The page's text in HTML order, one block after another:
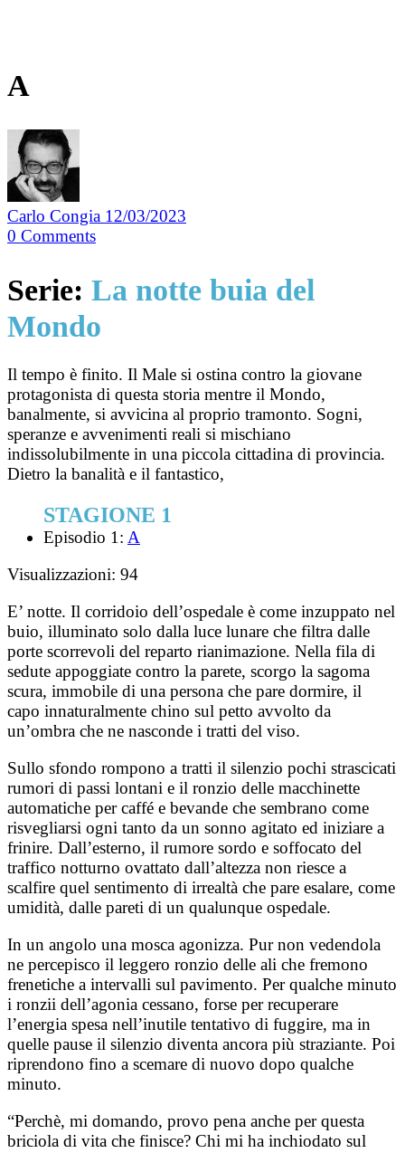
A
Carlo Congia 12/03/2023
0 Comments
Serie: La notte buia del
Mondo
Il tempo è finito. Il Male si ostina contro la giovane
protagonista di questa storia mentre il Mondo,
banalmente, si avvicina al proprio tramonto. Sogni,
speranze e avvenimenti reali si mischiano
indissolubilmente in una piccola cittadina di provincia.
Dietro la banalità e il fantastico,
STAGIONE 1
Episodio 1: A
Visualizzazioni: 94
E’ notte. Il corridoio dell’ospedale è come inzuppato nel
buio, illuminato solo dalla luce lunare che filtra dalle
porte scorrevoli del reparto rianimazione. Nella fila di
sedute appoggiate contro la parete, scorgo la sagoma
scura, immobile di una persona che pare dormire, il
capo innaturalmente chino sul petto avvolto da
un’ombra che ne nasconde i tratti del viso.
Sullo sfondo rompono a tratti il silenzio pochi strascicati
rumori di passi lontani e il ronzio delle macchinette
automatiche per caffé e bevande che sembrano come
risvegliarsi ogni tanto da un sonno agitato ed iniziare a
frinire. Dall’esterno, il rumore sordo e soffocato del
traffico notturno ovattato dall’altezza non riesce a
scalfire quel sentimento di irrealtà che pare esalare, come
umidità, dalle pareti di un qualunque ospedale.
In un angolo una mosca agonizza. Pur non vedendola
ne percepisco il leggero ronzio delle ali che fremono
frenetiche a intervalli sul pavimento. Per qualche minuto
i ronzii dell’agonia cessano, forse per recuperare
l’energia spesa nell’inutile tentativo di fuggire, ma in
quelle pause il silenzio diventa ancora più straziante. Poi
riprendono fino a scemare di nuovo dopo qualche
minuto.
“Perchè, mi domando, provo pena anche per questa
briciola di vita che finisce? Chi mi ha inchiodato sul